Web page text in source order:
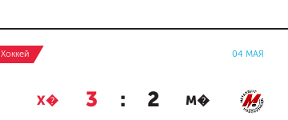
Хоккей 04 МАЯ
Х� 3 : 2 М�